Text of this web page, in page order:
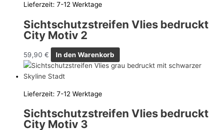
Lieferzeit: 7-12 Werktage
Sichtschutzstreifen Vlies bedruckt
City Motiv 2
59,90 € In den Warenkorb
Lieferzeit: 7-12 Werktage
Sichtschutzstreifen Vlies bedruckt
City Motiv 3